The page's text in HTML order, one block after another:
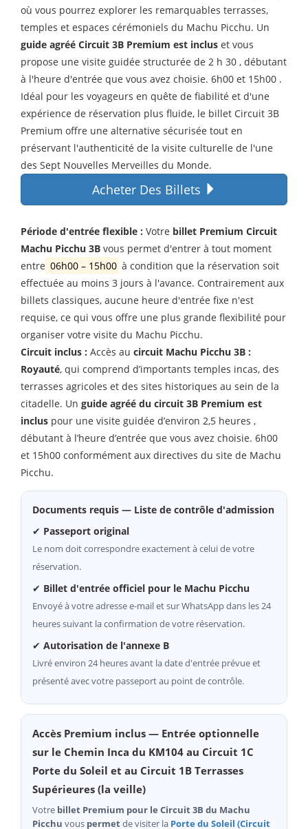
où vous pourrez explorer les remarquables terrasses,
temples et espaces cérémoniels du Machu Picchu. Un
guide agréé Circuit 3B Premium est inclus et vous
propose une visite guidée structurée de 2 h 30 , débutant
à l'heure d'entrée que vous avez choisie. 6h00 et 15h00 .
Idéal pour les voyageurs en quête de fiabilité et d'une
expérience de réservation plus fluide, le billet Circuit 3B
Premium offre une alternative sécurisée tout en
préservant l'authenticité de la visite culturelle de l'une
des Sept Nouvelles Merveilles du Monde.
Acheter Des Billets
Période d'entrée flexible : Votre billet Premium Circuit
Machu Picchu 3B vous permet d'entrer à tout moment
entre 06h00–15h00 à condition que la réservation soit
effectuée au moins 3 jours à l'avance. Contrairement aux
billets classiques, aucune heure d'entrée fixe n'est
requise, ce qui vous offre une plus grande flexibilité pour
organiser votre visite du Machu Picchu.
Circuit inclus : Accès au circuit Machu Picchu 3B :
Royauté, qui comprend d’importants temples incas, des
terrasses agricoles et des sites historiques au sein de la
citadelle. Un guide agréé du circuit 3B Premium est
inclus pour une visite guidée d’environ 2,5 heures ,
débutant à l’heure d’entrée que vous avez choisie. 6h00
et 15h00 conformément aux directives du site de Machu
Picchu.
Documents requis — Liste de contrôle d'admission
✔ Passeport original
Le nom doit correspondre exactement à celui de votre
réservation.
✔ Billet d'entrée officiel pour le Machu Picchu
Envoyé à votre adresse e-mail et sur WhatsApp dans les 24
heures suivant la confirmation de votre réservation.
✔ Autorisation de l'annexe B
Livré environ 24 heures avant la date d'entrée prévue et
présenté avec votre passeport au point de contrôle.
Accès Premium inclus — Entrée optionnelle
sur le Chemin Inca du KM104 au Circuit 1C
Porte du Soleil et au Circuit 1B Terrasses
Supérieures (la veille)
Votre billet Premium pour le Circuit 3B du Machu
Picchu vous permetde visiter la Porte du Soleil (Circuit